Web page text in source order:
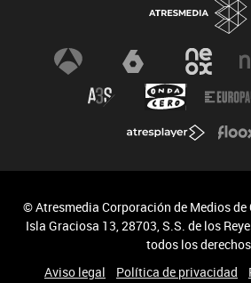
© Atresmedia Corporación de Medios de
Isla Graciosa 13, 28703, S.S. de los
todos los derechos
Aviso legal
Política de privacidad